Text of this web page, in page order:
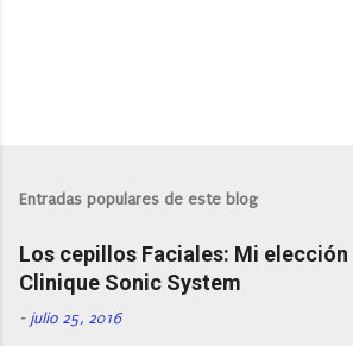
l
a
r
u
n
Entradas populares de este blog
Los cepillos Faciales: Mi elección
Clinique Sonic System
- julio 25, 2016